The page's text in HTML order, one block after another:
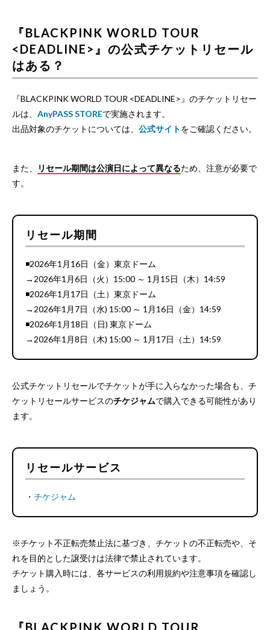
『BLACKPINK WORLD TOUR
<DEADLINE>』の公式チケットリセール
はある？
『BLACKPINK WORLD TOUR <DEADLINE>』のチケットリセー
ルは、 AnyPASS STOREで実施されます。
出品対象のチケットについては、 公式サイトをご確認ください。
また、 リセール期間は公演日によって異なるため、注意が必要で
す。
リセール期間
◾️2026年1月16日（金）東京ドーム
→2026年1月6日（火）15:00 ～ 1月15日（木）14:59
◾️2026年1月17日（土）東京ドーム
→2026年1月7日（水) 15:00 ～ 1月16日（金）14:59
◾️2026年1月18日（日) 東京ドーム
→2026年1月8日（木) 15:00 ～ 1月17日（土）14:59
公式チケットリセールでチケットが手に入らなかった場合も、チ
ケットリセールサービスのチケジャムで購入できる可能性があり
ます。
リセールサービス
・ チケジャム
※チケット不正転売禁止法に基づき、チケットの不正転売や、そ
れを目的とした譲受けは法律で禁止されています。
チケット購入時には、各サービスの利用規約や注意事項を確認し
ましょう。
『BLACKPINK WORLD TOUR